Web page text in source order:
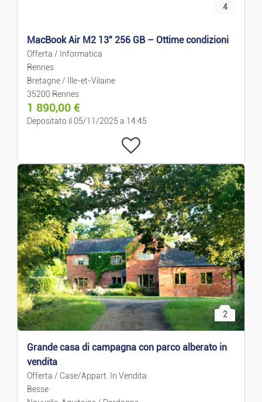
4
MacBook Air M2 13" 256 GB – Ottime condizioni
Offerta / Informatica
Rennes
Bretagne / Ille-et-Vilaine
35200 Rennes
1 890,00 €
Depositato il 05/11/2025 a 14:45
2
Grande casa di campagna con parco alberato in
vendita
Offerta / Case/Appart. In Vendita
Besse